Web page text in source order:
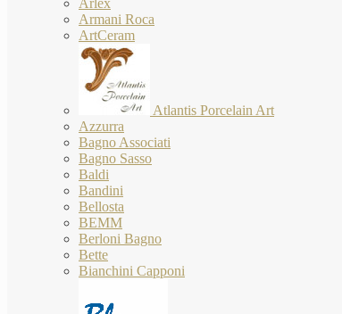
Arlex
Armani Roca
ArtCeram
Atlantis Porcelain Art
Azzurra
Bagno Associati
Bagno Sasso
Baldi
Bandini
Bellosta
BEMM
Berloni Bagno
Bette
Bianchini Capponi